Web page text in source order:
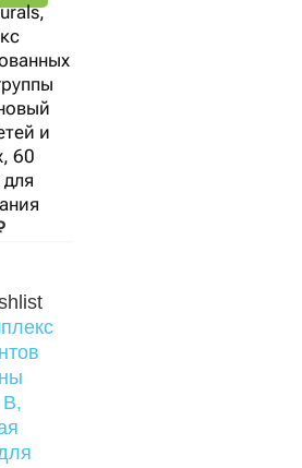
и
60